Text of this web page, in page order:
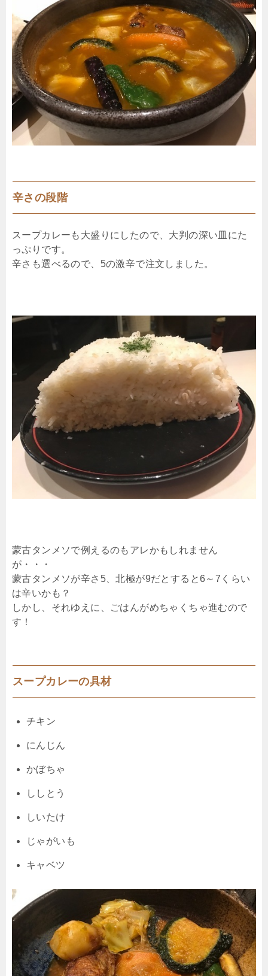
辛さの段階
スープカレーも大盛りにしたので、大判の深い皿にた
っぷりです。
辛さも選べるので、5の激辛で注文しました。
蒙古タンメソで例えるのもアレかもしれません
が・・・
蒙古タンメソが辛さ5、北極が9だとすると6～7くらい
は辛いかも？
しかし、それゆえに、ごはんがめちゃくちゃ進むので
す！
スープカレーの具材
チキン
にんじん
かぼちゃ
ししとう
しいたけ
じゃがいも
キャベツ